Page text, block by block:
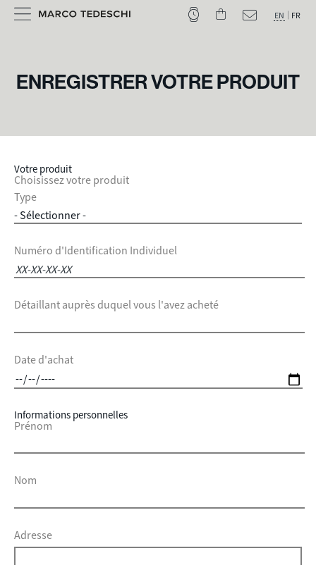
EN FR
ENREGISTRER VOTRE PRODUIT
Votre produit
Choisissez votre produit
Type
Numéro d'Identification Individuel
Détaillant auprès duquel vous l'avez acheté
Date d'achat
Informations personnelles
Prénom
Nom
Adresse